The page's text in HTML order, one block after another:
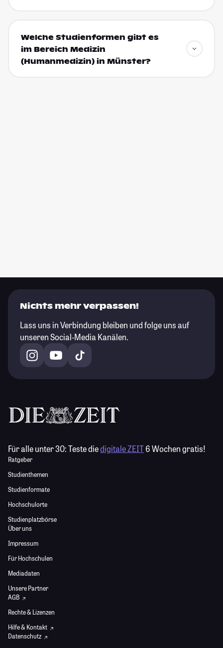
Welche Studienformen gibt es
im Bereich Medizin
(Humanmedizin) in Münster?
Nichts mehr verpassen!
Lass uns in Verbindung bleiben und folge uns auf
unseren Social-Media Kanälen.
Für alle unter 30:Teste diedigitale ZEIT6 Wochen gratis!
Ratgeber
Studienthemen
Studienformate
Hochschulorte
Studienplatzbörse
Über uns
Impressum
Für Hochschulen
Mediadaten
Unsere Partner
AGB
Rechte & Lizenzen
Hilfe & Kontakt
Datenschutz